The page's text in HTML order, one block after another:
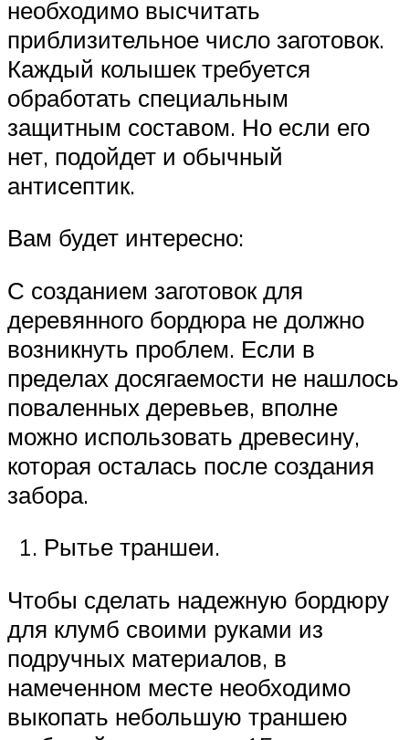
необходимо высчитать
приблизительное число заготовок.
Каждый колышек требуется
обработать специальным
защитным составом. Но если его
нет, подойдет и обычный
антисептик.
Вам будет интересно:
С созданием заготовок для
деревянного бордюра не должно
возникнуть проблем. Если в
пределах досягаемости не нашлось
поваленных деревьев, вполне
можно использовать древесину,
которая осталась после создания
забора.
Рытье траншеи.
Чтобы сделать надежную бордюру
для клумб своими руками из
подручных материалов, в
намеченном месте необходимо
выкопать небольшую траншею